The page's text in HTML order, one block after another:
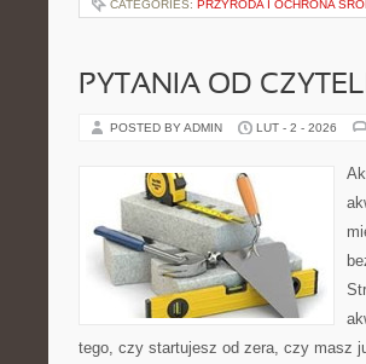
CATEGORIES: PRZYRODA I OCHRONA
PYTANIA OD
POSTED BY ADMIN LUT - 2 - 2026
tego, czy startujesz od zera, czy masz